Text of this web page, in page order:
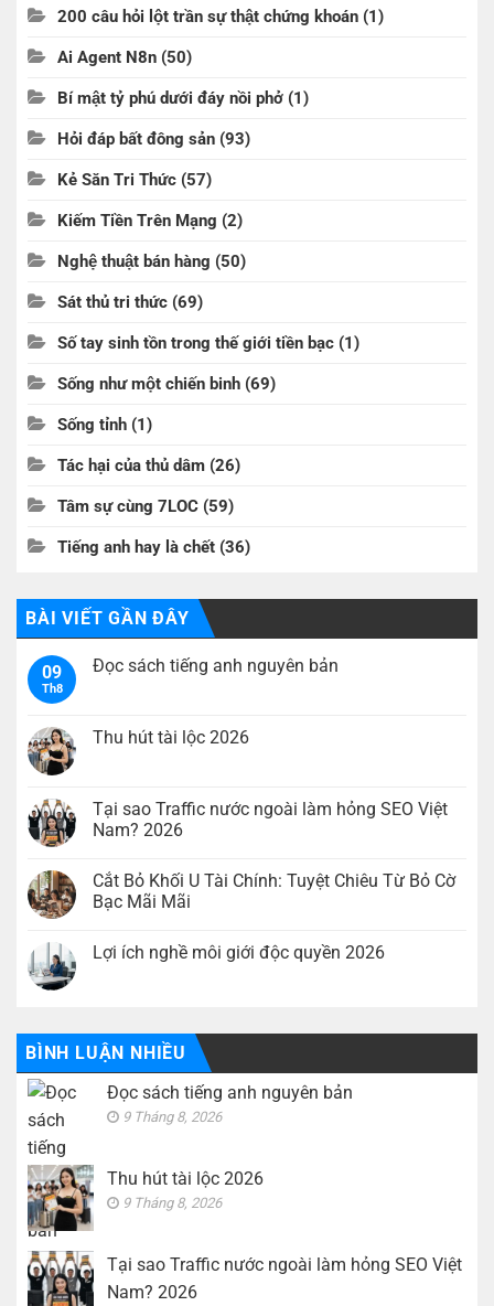
200 câu hỏi lột trần sự thật chứng khoán (1)
Ai Agent N8n (50)
Bí mật tỷ phú dưới đáy nồi phở (1)
Hỏi đáp bất đông sản (93)
Kẻ Săn Tri Thức (57)
Kiếm Tiền Trên Mạng (2)
Nghệ thuật bán hàng (50)
Sát thủ tri thức (69)
Số tay sinh tồn trong thế giới tiền bạc (1)
Sống như một chiến binh (69)
Sống tỉnh (1)
Tác hại của thủ dâm (26)
Tâm sự cùng 7LOC (59)
Tiếng anh hay là chết (36)
BÀI VIẾT GẦN ĐÂY
09
Th8
Đọc sách tiếng anh nguyên bản
luận
ở
anh
nguyên
bản
Thu hút tài lộc 2026
luận
ở
Thu
lộc
2026
Tại sao Traffic nước ngoài làm hỏng SEO Việt
Nam? 2026
bình
luận
ở
Traffic
Việt
Nam?
2026
Cắt Bỏ Khối U Tài Chính: Tuyệt Chiêu Từ Bỏ Cờ
Bạc Mãi Mãi
bình
Tài
Chính:
Tuyệt
Chiêu
Từ
Mãi
Mãi
Lợi ích nghề môi giới độc quyền 2026
ở
Lợi
ích
nghề
môi
độc
BÌNH LUẬN NHIỀU
Đọc sách tiếng anh nguyên bản
9 Tháng 8, 2026
Thu hút tài lộc 2026
9 Tháng 8, 2026
Tại sao Traffic nước ngoài làm hỏng SEO Việt
Nam? 2026